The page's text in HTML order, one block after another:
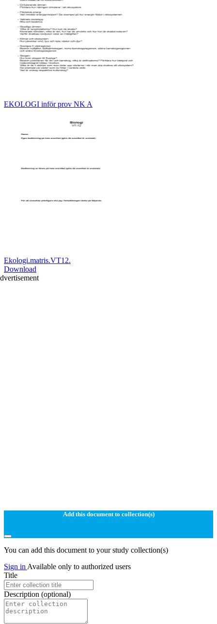
EKOLOGI inför prov NK A
Ekologi.matris.VT12.
Download
Add this document to collection(s)
You can add this document to your study collection(s)
Sign in Available only to authorized users
Title
Description (optional)